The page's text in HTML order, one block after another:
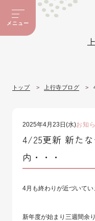
メニュー
トップ 上行寺ブログ
2025年4月23日(水)お知
4/25更新 新た
内・・・
4月も終わりが近づいてい
新年度が始まり三週間余り